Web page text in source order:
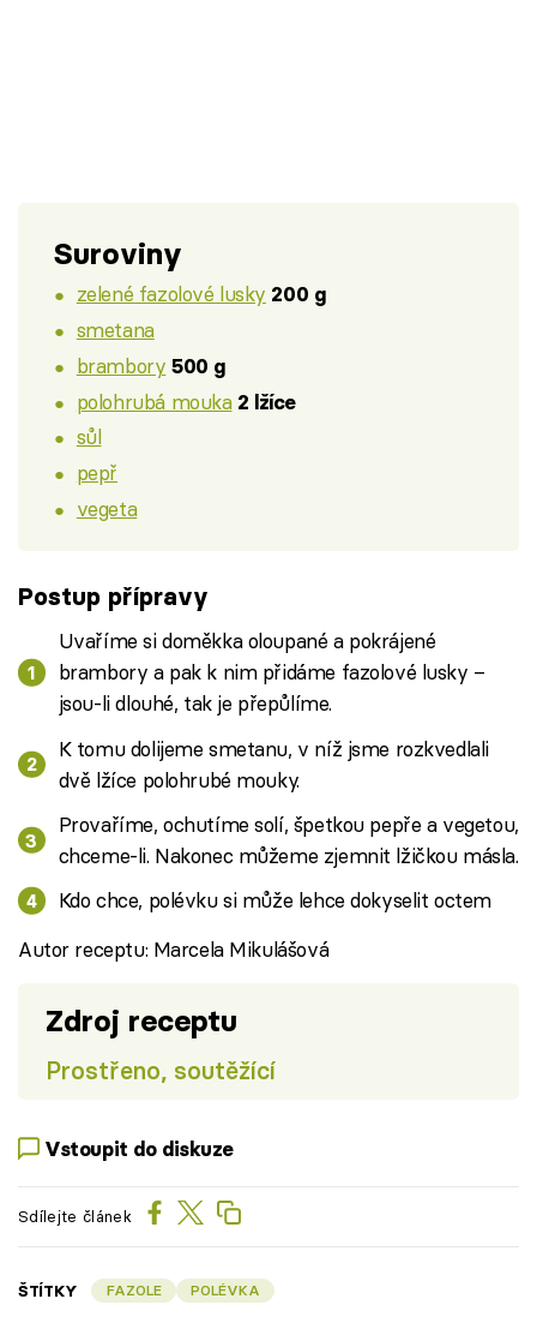
Suroviny
zelené fazolové lusky 200 g
smetana
brambory 500 g
polohrubá mouka 2 lžíce
sůl
pepř
vegeta
Postup přípravy
Uvaříme si doměkka oloupané a pokrájené
brambory a pak k nim přidáme fazolové lusky –
jsou-li dlouhé, tak je přepůlíme.
K tomu dolijeme smetanu, v níž jsme rozkvedlali
dvě lžíce polohrubé mouky.
Provaříme, ochutíme solí, špetkou pepře a vegetou,
chceme-li. Nakonec můžeme zjemnit lžičkou másla.
Kdo chce, polévku si může lehce dokyselit octem
Autor receptu: Marcela Mikulášová
Zdroj receptu
Prostřeno, soutěžící
Vstoupit do diskuze
Sdílejte článek
ŠTÍTKY FAZOLE POLÉVKA